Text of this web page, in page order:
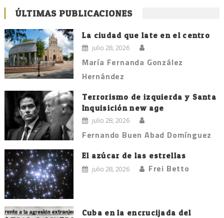
de
entradas
ÚLTIMAS PUBLICACIONES
La ciudad que late en el centro
julio 28, 2026
María Fernanda González
Hernández
Terrorismo de izquierda y Santa
Inquisición new age
julio 28, 2026
Fernando Buen Abad Domínguez
El azúcar de las estrellas
julio 28, 2026 Frei Betto
Cuba en la encrucijada del